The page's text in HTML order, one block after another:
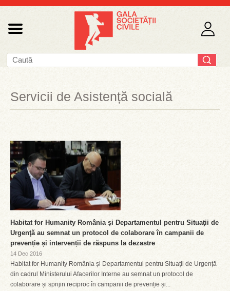
Servicii de Asistență socială
Habitat for Humanity România și Departamentul pentru Situaţii de
Urgenţă au semnat un protocol de colaborare în campanii de
prevenție și intervenții de răspuns la dezastre
14 Dec 2016
Habitat for Humanity România și Departamentul pentru Situații de Urgență
din cadrul Ministerului Afacerilor Interne au semnat un protocol de
colaborare și sprijin reciproc în campanii de prevenție și...